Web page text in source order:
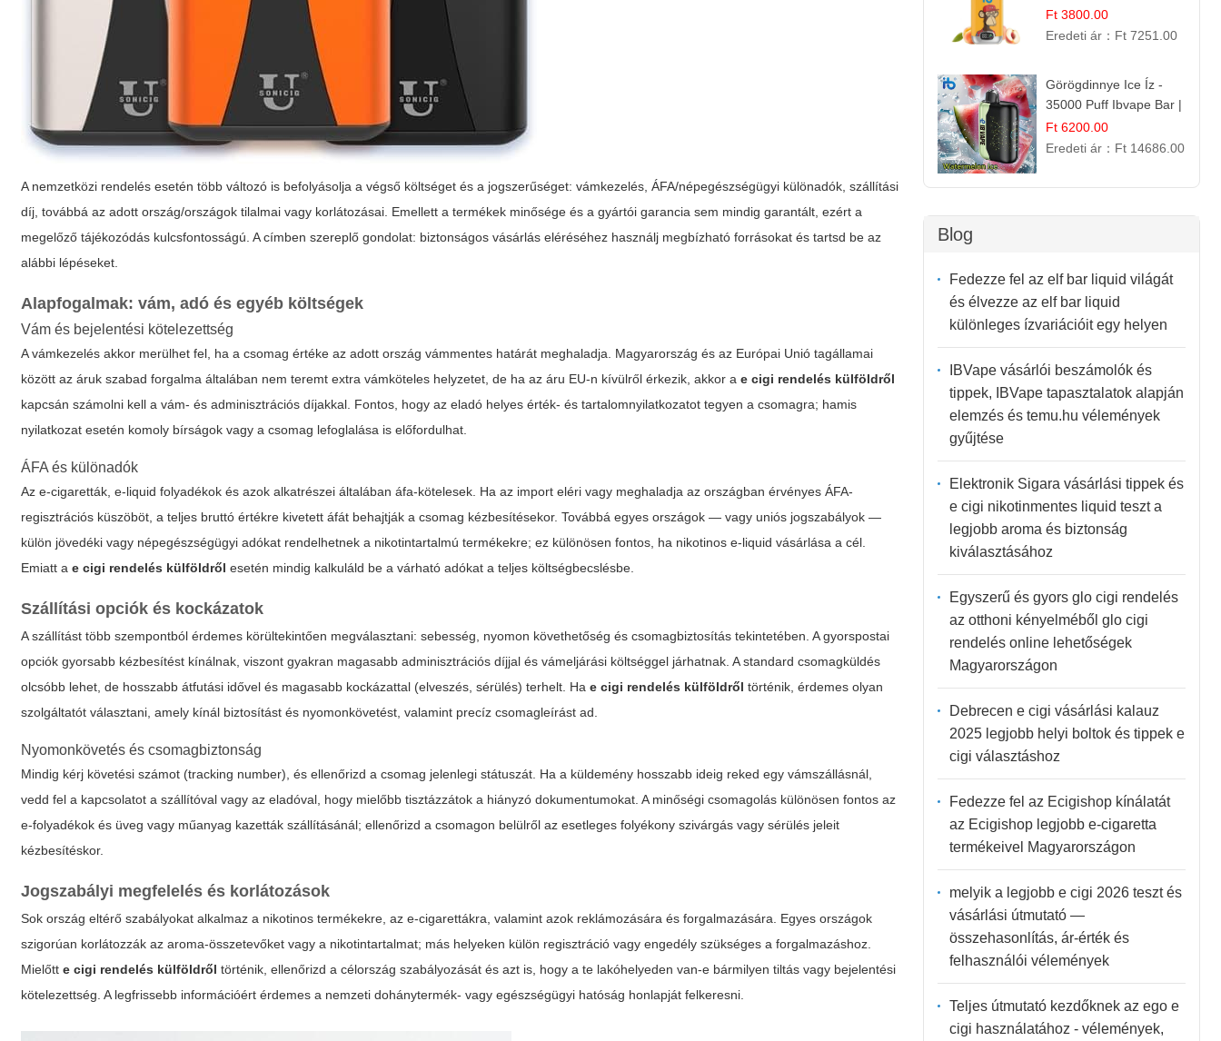
A nemzetközi rendelés esetén több változó is befolyásolja a végső költséget és a jogszerűséget: vámkezelés, ÁFA/népegészségügyi különadók, szállítási
díj, továbbá az adott ország/országok tilalmai vagy korlátozásai. Emellett a termékek minősége és a gyártói garancia sem mindig garantált, ezért a
megelőző tájékozódás kulcsfontosságú. A címben szereplő gondolat: biztonságos vásárlás eléréséhez használj megbízható forrásokat és tartsd be az
alábbi lépéseket.
Alapfogalmak: vám, adó és egyéb költségek
Vám és bejelentési kötelezettség
A vámkezelés akkor merülhet fel, ha a csomag értéke az adott ország vámmentes határát meghaladja. Magyarország és az Európai Unió tagállamai
között az áruk szabad forgalma általában nem teremt extra vámköteles helyzetet, de ha az áru EU-n kívülről érkezik, akkor ae cigi rendelés külföldről
kapcsán számolni kell a vám- és adminisztrációs díjakkal. Fontos, hogy az eladó helyes érték- és tartalomnyilatkozatot tegyen a csomagra; hamis
nyilatkozat esetén komoly bírságok vagy a csomag lefoglalása is előfordulhat.
ÁFA és különadók
Az e-cigaretták, e-liquid folyadékok és azok alkatrészei általában áfa-kötelesek. Ha az import eléri vagy meghaladja az országban érvényes ÁFA-
regisztrációs küszöböt, a teljes bruttó értékre kivetett áfát behajtják a csomag kézbesítésekor. Továbbá egyes országok — vagy uniós jogszabályok —
külön jövedéki vagy népegészségügyi adókat rendelhetnek a nikotintartalmú termékekre; ez különösen fontos, ha nikotinos e-liquid vásárlása a cél.
Emiatt ae cigi rendelés külföldről esetén mindig kalkuláld be a várható adókat a teljes költségbecslésbe.
Szállítási opciók és kockázatok
A szállítást több szempontból érdemes körültekintően megválasztani: sebesség, nyomon követhetőség és csomagbiztosítás tekintetében. A gyorspostai
opciók gyorsabb kézbesítést kínálnak, viszont gyakran magasabb adminisztrációs díjjal és vámeljárási költséggel járhatnak. A standard csomagküldés
olcsóbb lehet, de hosszabb átfutási idővel és magasabb kockázattal (elveszés, sérülés) terhelt. Hae cigi rendelés külföldről történik, érdemes olyan
szolgáltatót választani, amely kínál biztosítást és nyomonkövetést, valamint precíz csomagleírást ad.
Nyomonkövetés és csomagbiztonság
Mindig kérj követési számot (tracking number), és ellenőrizd a csomag jelenlegi státuszát. Ha a küldemény hosszabb ideig reked egy vámszállásnál,
vedd fel a kapcsolatot a szállítóval vagy az eladóval, hogy mielőbb tisztázzátok a hiányzó dokumentumokat. A minőségi csomagolás különösen fontos az
e-folyadékok és üveg vagy műanyag kazetták szállításánál; ellenőrizd a csomagon belülről az esetleges folyékony szivárgás vagy sérülés jeleit
kézbesítéskor.
Jogszabályi megfelelés és korlátozások
Sok ország eltérő szabályokat alkalmaz a nikotinos termékekre, az e-cigarettákra, valamint azok reklámozására és forgalmazására. Egyes országok
szigorúan korlátozzák az aroma-összetevőket vagy a nikotintartalmat; más helyeken külön regisztráció vagy engedély szükséges a forgalmazáshoz.
Mielőtte cigi rendelés külföldről történik, ellenőrizd a célország szabályozását és azt is, hogy a te lakóhelyeden van-e bármilyen tiltás vagy bejelentési
kötelezettség. A legfrissebb információért érdemes a nemzeti dohánytermék- vagy egészségügyi hatóság honlapját felkeresni.
Frissítő Barack Íz
Ft 3800.00
Eredeti ár： Ft 7251.00
Görögdinnye Ice Íz -
35000 Puff Ibvape Bar |
Frissítő Mentolos
Élmény!
Ft 6200.00
Eredeti ár： Ft 14686.00
Blog
Fedezze fel az elf bar liquid világát
és élvezze az elf bar liquid
különleges ízvariációit egy helyen
IBVape vásárlói beszámolók és
tippek, IBVape tapasztalatok alapján
elemzés és temu.hu vélemények
gyűjtése
Elektronik Sigara vásárlási tippek és
e cigi nikotinmentes liquid teszt a
legjobb aroma és biztonság
kiválasztásához
Egyszerű és gyors glo cigi rendelés
az otthoni kényelméből glo cigi
rendelés online lehetőségek
Magyarországon
Debrecen e cigi vásárlási kalauz
2025 legjobb helyi boltok és tippek e
cigi választáshoz
Fedezze fel az Ecigishop kínálatát
az Ecigishop legjobb e-cigaretta
termékeivel Magyarországon
melyik a legjobb e cigi 2026 teszt és
vásárlási útmutató —
összehasonlítás, ár-érték és
felhasználói vélemények
Teljes útmutató kezdőknek az ego e
cigi használatához - vélemények,